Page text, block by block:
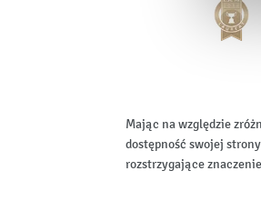
Mając na względzie
dostępność swojej
rozstrzygające